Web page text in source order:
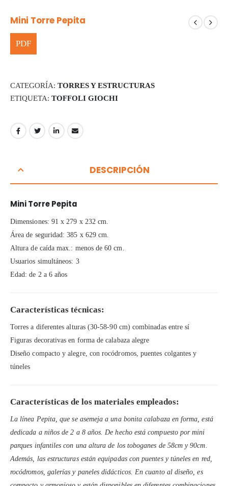
Mini Torre Pepita
CATEGORÍA: TORRES Y ESTRUCTURAS
ETIQUETA: TOFFOLI GIOCHI
DESCRIPCIÓN
Mini Torre Pepita
Dimensiones: 91 x 279 x 232 cm.
Área de seguridad: 385 x 629 cm.
Altura de caída max.: menos de 60 cm.
Usuarios simultáneos: 3
Edad: de 2 a 6 años
Características técnicas:
Torres a diferentes alturas (30-58-90 cm) combinadas entre sí
Figuras decorativas en forma de calabaza alegre
Diseño compacto y alegre, con rocódromos, puentes colgantes y
túneles
Características de los materiales empleados:
La línea Pepita, que se asemeja a una bonita calabaza en forma, está
dedicada a niños de 2 a 8 años. De hecho está compuesto por mini
parques infantiles con una altura de los toboganes de 58cm y 90cm.
Además, las estructuras están equipadas con puentes y túneles en red,
rocódromos, galerías y paneles didácticos. En cuanto al diseño, es